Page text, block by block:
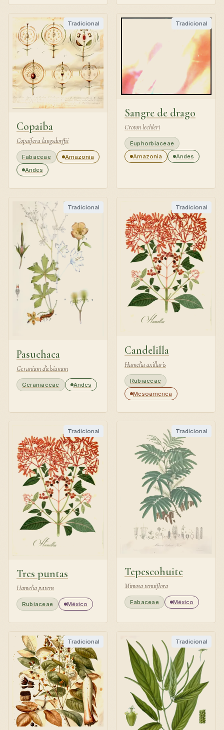
Tradicional
Copaiba
Copaifera langsdorffii
Fabaceae
Amazonia
Andes
Tradicional
Sangre de drago
Croton lechleri
Euphorbiaceae
Amazonia
Andes
Tradicional
Pasuchaca
Geranium dielsianum
Geraniaceae Andes
Tradicional
Candelilla
Hamelia axillaris
Rubiaceae
Mesoamérica
Tradicional
Tres puntas
Hamelia patens
Rubiaceae México
Tradicional
Tepescohuite
Mimosa tenuiflora
Fabaceae México
Tradicional Tradicional